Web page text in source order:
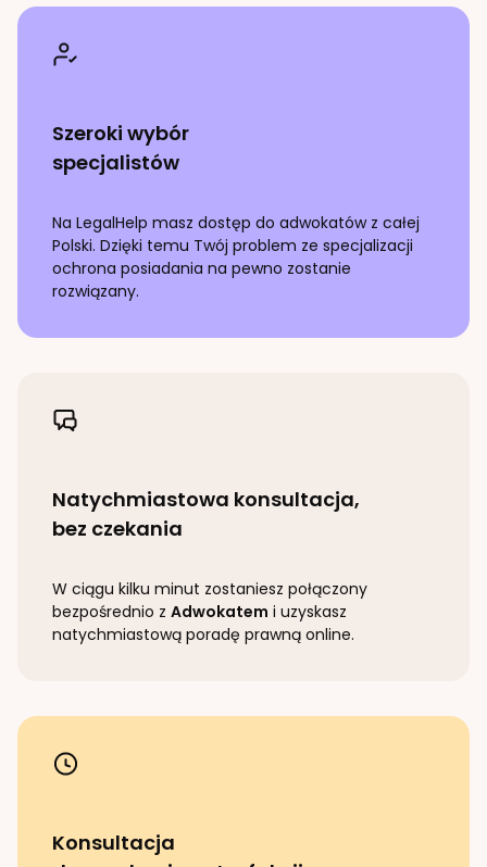
Szeroki wybór
specjalistów
Na LegalHelp masz dostęp do adwokatów z całej
Polski. Dzięki temu Twój problem ze specjalizacji
ochrona posiadania na pewno zostanie
rozwiązany.
Natychmiastowa konsultacja,
bez czekania
W ciągu kilku minut zostaniesz połączony
bezpośrednio z Adwokatem i uzyskasz
natychmiastową poradę prawną online.
Konsultacja